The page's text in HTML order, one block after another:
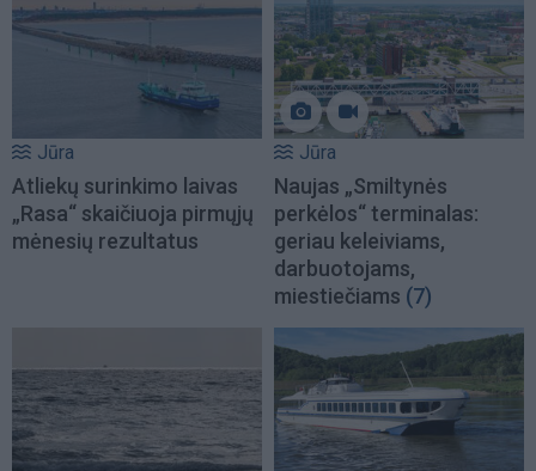
Jūra
Atliekų surinkimo laivas
„Rasa“ skaičiuoja pirmųjų
mėnesių rezultatus
Jūra
Naujas „Smiltynės
perkėlos“ terminalas:
geriau keleiviams,
darbuotojams,
miestiečiams (7)